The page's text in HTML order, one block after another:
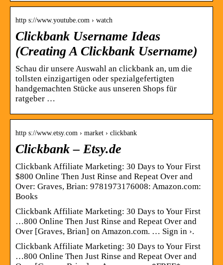
http s://www.youtube.com › watch
Clickbank Username Ideas
(Creating A Clickbank Username)
Schau dir unsere Auswahl an clickbank an, um die
tollsten einzigartigen oder spezialgefertigten
handgemachten Stücke aus unseren Shops für
ratgeber …
http s://www.etsy.com › market › clickbank
Clickbank – Etsy.de
Clickbank Affiliate Marketing: 30 Days to Your First
$800 Online Then Just Rinse and Repeat Over and
Over: Graves, Brian: 9781973176008: Amazon.com:
Books
Clickbank Affiliate Marketing: 30 Days to Your First
…800 Online Then Just Rinse and Repeat Over and
Over [Graves, Brian] on Amazon.com. … Sign in ›.
Clickbank Affiliate Marketing: 30 Days to Your First
…800 Online Then Just Rinse and Repeat Over and